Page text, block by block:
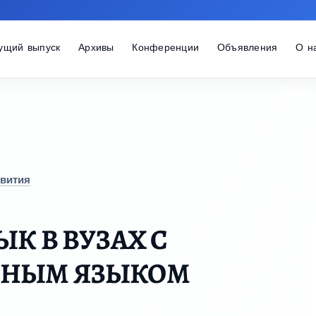
выпуск Архивы Конференции Объявления О
В ВУЗАХ С
ЯЗЫКОМ